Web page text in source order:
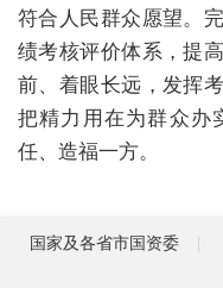
符合人民群众愿望。
绩考核评价体系，提
前、着眼长远，发挥
把精力用在为群众办
任、造福一方。
国家及各省市国资委